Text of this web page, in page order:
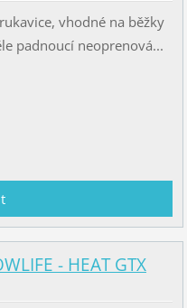
vhodné na běžky
padnoucí neoprenová...
- HEAT GTX